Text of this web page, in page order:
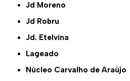
Jd Moreno
Jd Robru
Jd. Etelvina
Lageado
Núcleo Carvalho de Araújo